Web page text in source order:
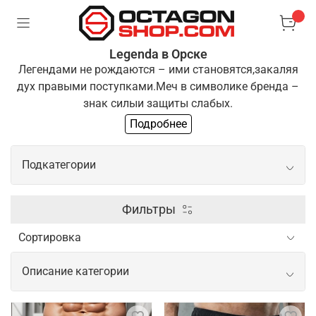
Legenda в Орске
Легендами не рождаются – ими становятся,закаляя
дух правыми поступками.Меч в символике бренда –
знак силыи защиты слабых.
Одежда "Легенда" для тех, кто выбирает
путьпреодоления и развития. Если ты разделяешь
этипринципы, ты готов стать частью нашей команды
Подробнее
Подкатегории
Боксерские перчатки
Шлем для бокса
Щитки шингарды
Фильтры
Описание категории
Одежда и экипировка для спорта от